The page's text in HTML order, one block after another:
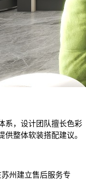
系，设计团队擅长色彩
整体软装搭配建议。
州建立售后服务专